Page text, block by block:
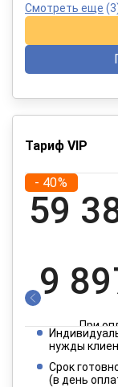
Смотреть еще
Тариф VIP
- 40%
59
9
При
4
нужды
Срок
(в день